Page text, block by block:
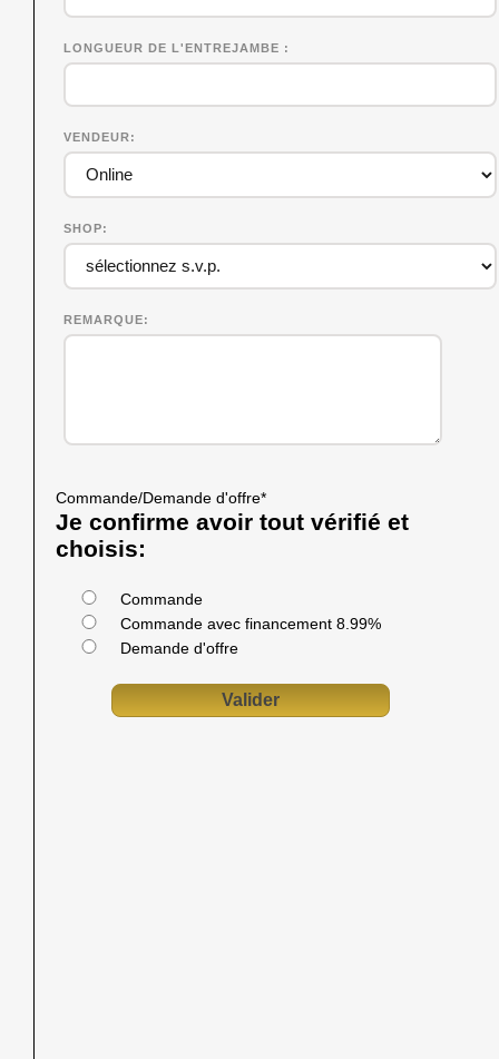
LONGUEUR DE L'ENTREJAMBE
VENDEUR
SHOP
REMARQUE
Commande/Demande d'offre*
Je confirme avoir tout vérifié et
choisis:
Commande
Commande avec financement 8.99%
Demande d'offre